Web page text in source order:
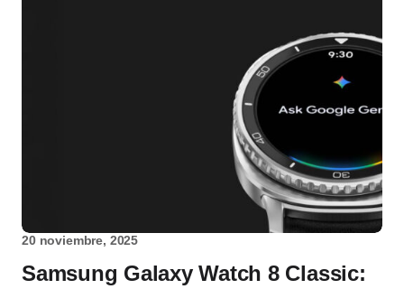
20 noviembre, 2025
Samsung Galaxy Watch 8 Classic: